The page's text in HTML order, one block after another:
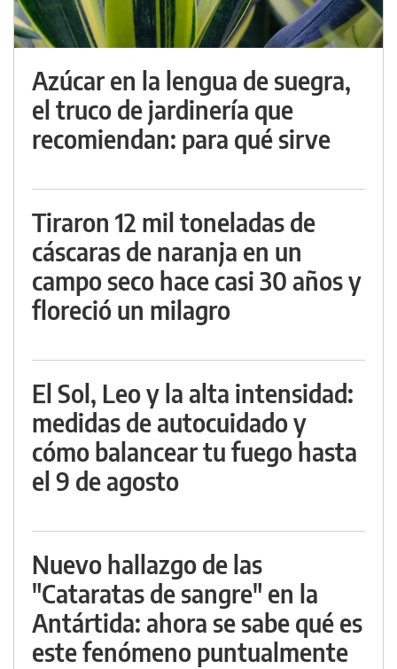
Azúcar en la lengua de suegra,
el truco de jardinería que
recomiendan: para qué sirve
Tiraron 12 mil toneladas de
cáscaras de naranja en un
campo seco hace casi 30 años y
floreció un milagro
El Sol, Leo y la alta intensidad:
medidas de autocuidado y
cómo balancear tu fuego hasta
el 9 de agosto
Nuevo hallazgo de las
"Cataratas de sangre" en la
Antártida: ahora se sabe qué es
este fenómeno puntualmente